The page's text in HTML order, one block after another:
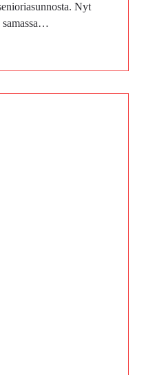
Nyt
samassa…